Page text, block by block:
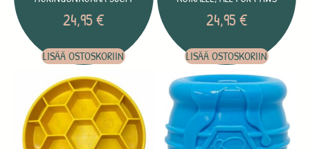
24,95€
LISÄÄ OSTOSKORIIN
24,95€
LISÄÄ OSTOSKORIIN